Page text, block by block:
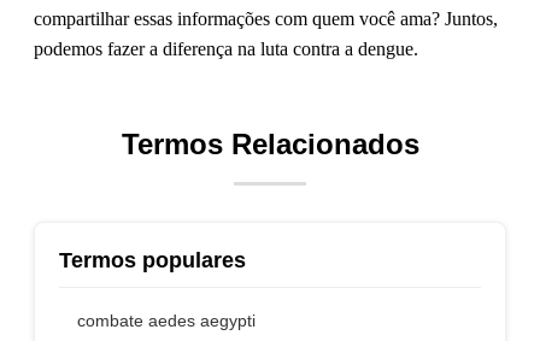
compartilhar essas informações com quem você ama? Juntos,
podemos fazer a diferença na luta contra a dengue.
Termos Relacionados
Termos populares
combate aedes aegypti